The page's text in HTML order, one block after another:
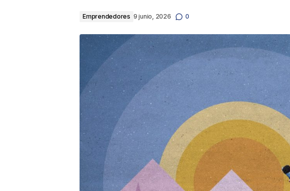
Emprendedores 9 junio, 2026 0